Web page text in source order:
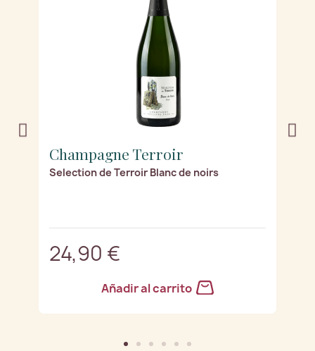
Champagne Terroir
Selection de Terroir Blanc de noirs
24,90 €
Añadir al carrito